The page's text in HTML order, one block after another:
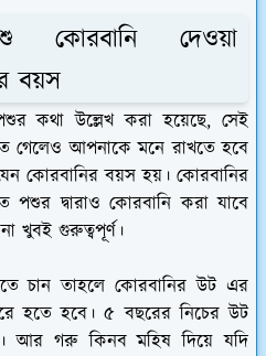
দেওয়া
বয়স
কথা উল্লেখ করা হয়েছে, সেই
গেলেও আপনাকে মনে রাখতে হবে
কোরবানির বয়স হয়। কোরবানির
পশুর দ্বারাও কোরবানি করা যাবে
খুবই গুরুত্বপূর্ণ।
চান তাহলে কোরবানির উট এর
হতে হবে। ৫ বছরের নিচের উট
আর গরু কিনব মহিষ দিয়ে যদি